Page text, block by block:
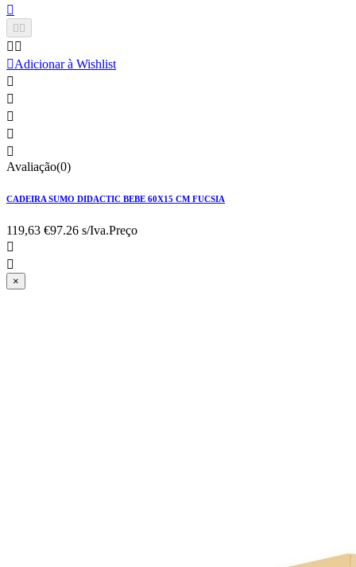

 
 
Adicionar à Wishlist





Avaliação(0)
CADEIRA SUMO DIDACTIC BEBE 60X15 CM FUCSIA
119,63 €97.26 s/Iva.Preço


×